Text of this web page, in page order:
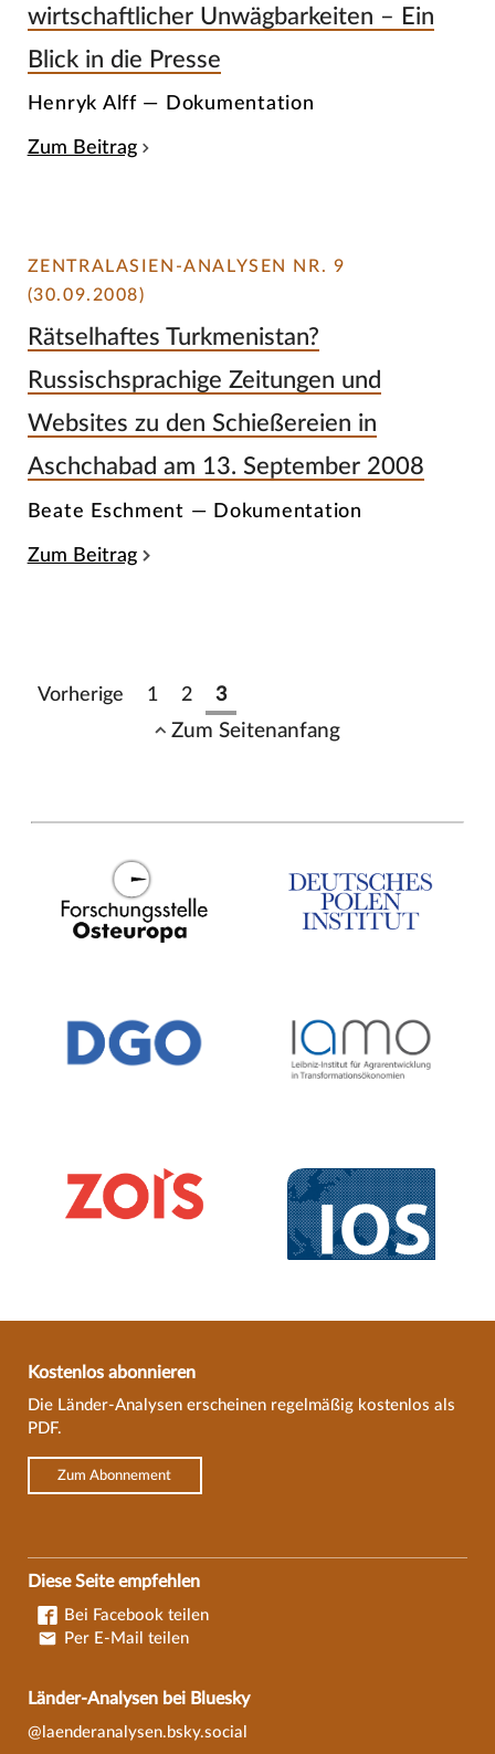
wirtschaftlicher Unwägbarkeiten – Ein
Blick in die Presse
Henryk Alff — Dokumentation
Zum Beitrag
ZENTRALASIEN-ANALYSEN NR. 9
(30.09.2008)
Rätselhaftes Turkmenistan?
Russischsprachige Zeitungen und
Websites zu den Schießereien in
Aschchabad am 13. September 2008
Beate Eschment — Dokumentation
Zum Beitrag
Vorherige 1 2 3
Zum Seitenanfang
Kostenlos abonnieren
Die Länder-Analysen erscheinen regelmäßig kostenlos als
PDF.
Zum Abonnement
Diese Seite empfehlen
Bei Facebook teilen
Per E-Mail teilen
Länder-Analysen bei Bluesky
@laenderanalysen.bsky.social